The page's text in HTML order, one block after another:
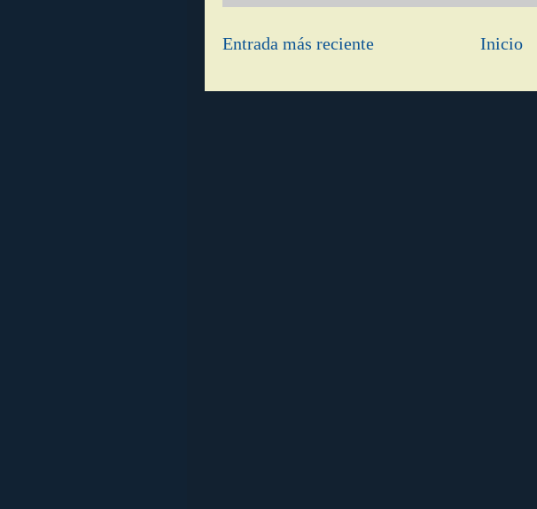
Entrada más reciente Inicio